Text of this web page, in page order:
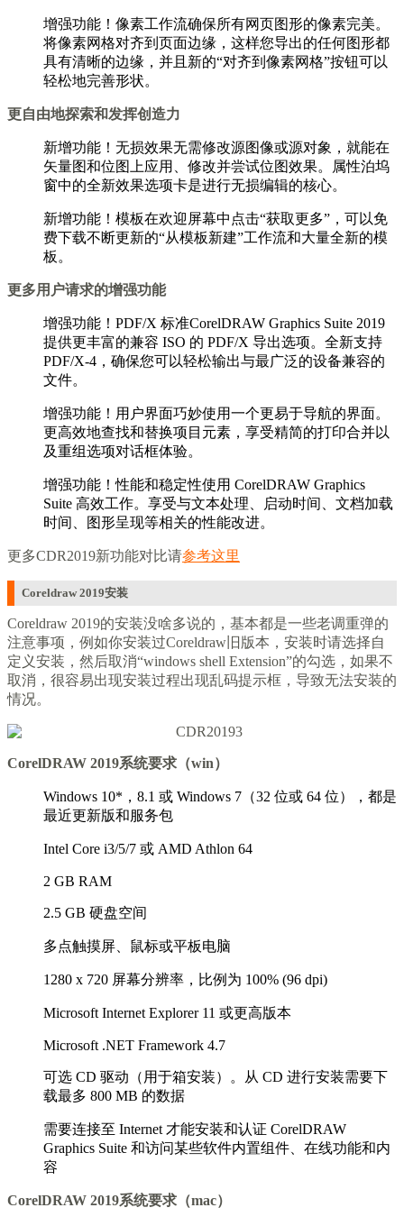
增强功能！像素工作流确保所有网页图形的像素完美。
将像素网格对齐到页面边缘，这样您导出的任何图形都
具有清晰的边缘，并且新的“对齐到像素网格”按钮可以
轻松地完善形状。
更自由地探索和发挥创造力
新增功能！无损效果无需修改源图像或源对象，就能在
矢量图和位图上应用、修改并尝试位图效果。属性泊坞
窗中的全新效果选项卡是进行无损编辑的核心。
新增功能！模板在欢迎屏幕中点击“获取更多”，可以免
费下载不断更新的“从模板新建”工作流和大量全新的模
板。
更多用户请求的增强功能
增强功能！PDF/X 标准CorelDRAW Graphics Suite 2019
提供更丰富的兼容 ISO 的 PDF/X 导出选项。全新支持
PDF/X-4，确保您可以轻松输出与最广泛的设备兼容的
文件。
增强功能！用户界面巧妙使用一个更易于导航的界面。
更高效地查找和替换项目元素，享受精简的打印合并以
及重组选项对话框体验。
增强功能！性能和稳定性使用 CorelDRAW Graphics
Suite 高效工作。享受与文本处理、启动时间、文档加载
时间、图形呈现等相关的性能改进。
更多CDR2019新功能对比请参考这里
Coreldraw 2019安装
Coreldraw 2019的安装没啥多说的，基本都是一些老调重弹的
注意事项，例如你安装过Coreldraw旧版本，安装时请选择自
定义安装，然后取消“windows shell Extension”的勾选，如果不
取消，很容易出现安装过程出现乱码提示框，导致无法安装的
情况。
CorelDRAW 2019系统要求（win）
Windows 10*，8.1 或 Windows 7（32 位或 64 位），都是
最近更新版和服务包
Intel Core i3/5/7 或 AMD Athlon 64
2 GB RAM
2.5 GB 硬盘空间
多点触摸屏、鼠标或平板电脑
1280 x 720 屏幕分辨率，比例为 100% (96 dpi)
Microsoft Internet Explorer 11 或更高版本
Microsoft .NET Framework 4.7
可选 CD 驱动（用于箱安装）。从 CD 进行安装需要下
载最多 800 MB 的数据
需要连接至 Internet 才能安装和认证 CorelDRAW
Graphics Suite 和访问某些软件内置组件、在线功能和内
容
CorelDRAW 2019系统要求（mac）